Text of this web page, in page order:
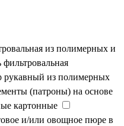
из полимерных и
фильтровальная
рукавный из полимерных
(патроны) на основе
картонные
и/или овощное пюре в